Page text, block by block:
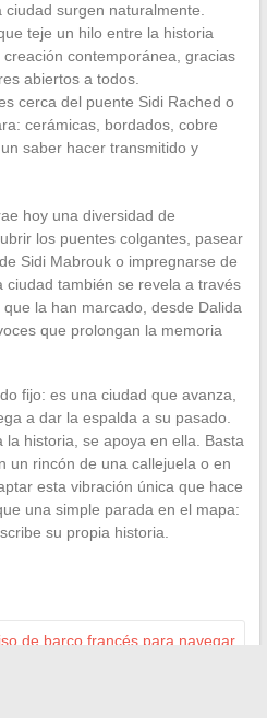
surgen naturalmente.
teje un hilo entre la historia
contemporánea, gracias
abiertos a todos.
cerca del puente Sidi Rached o
cerámicas, bordados, cobre
saber hacer transmitido y
hoy una diversidad de
los puentes colgantes, pasear
Sidi Mabrouk o impregnarse de
ciudad también se revela a través
la han marcado, desde Dalida
que prolongan la memoria
fijo: es una ciudad que avanza,
a dar la espalda a su pasado.
historia, se apoya en ella. Basta
un rincón de una callejuela o en
esta vibración única que hace
una simple parada en el mapa:
su propia historia.
de barco francés para navegar